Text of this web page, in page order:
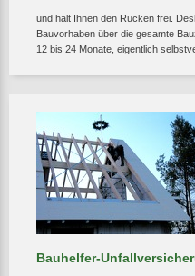
und hält Ihnen den Rücken frei.
Bauvorhaben über die gesamte
12 bis 24 Monate, eigentlich
Bauhelfer-